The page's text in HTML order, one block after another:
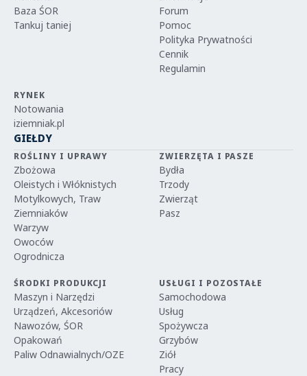
Baza ŚOR
Tankuj taniej
Forum
Pomoc
Polityka Prywatności
Cennik
Regulamin
RYNEK
Notowania
iziemniak.pl
GIEŁDY
ROŚLINY I UPRAWY
Zbożowa
Oleistych i Włóknistych
Motylkowych, Traw
Ziemniaków
Warzyw
Owoców
Ogrodnicza
ZWIERZĘTA I PASZE
Bydła
Trzody
Zwierząt
Pasz
ŚRODKI PRODUKCJI
Maszyn i Narzędzi
Urządzeń, Akcesoriów
Nawozów, ŚOR
Opakowań
Paliw Odnawialnych/OZE
USŁUGI I POZOSTAŁE
Samochodowa
Usług
Spożywcza
Grzybów
Ziół
Pracy